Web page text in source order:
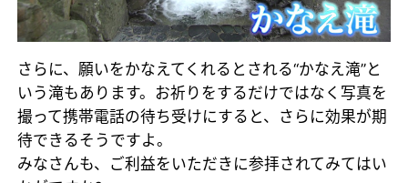
さらに、願いをかなえてくれるとされる“かなえ滝”と
いう滝もあります。お祈りをするだけではなく写真を
撮って携帯電話の待ち受けにすると、さらに効果が期
待できるそうですよ。
みなさんも、ご利益をいただきに参拝されてみてはい